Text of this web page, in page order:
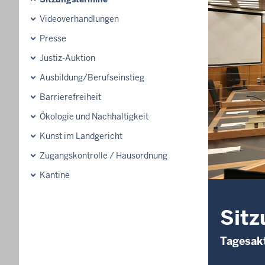
Videoverhandlungen
Presse
Justiz-Auktion
Ausbildung/Berufseinstieg
Barrierefreiheit
Ökologie und Nachhaltigkeit
Kunst im Landgericht
Zugangskontrolle / Hausordnung
Kantine